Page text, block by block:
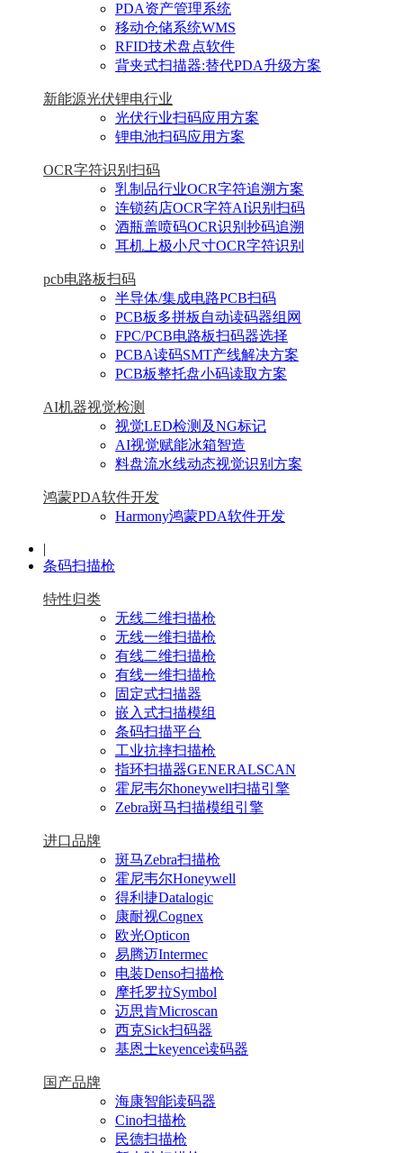
PDA资产管理系统
移动仓储系统WMS
RFID技术盘点软件
背夹式扫描器:替代PDA升级方案
新能源光伏锂电行业
光伏行业扫码应用方案
锂电池扫码应用方案
OCR字符识别扫码
乳制品行业OCR字符追溯方案
连锁药店OCR字符AI识别扫码
酒瓶盖喷码OCR识别抄码追溯
耳机上极小尺寸OCR字符识别
pcb电路板扫码
半导体/集成电路PCB扫码
PCB板多拼板自动读码器组网
FPC/PCB电路板扫码器选择
PCBA读码SMT产线解决方案
PCB板整托盘小码读取方案
AI机器视觉检测
视觉LED检测及NG标记
AI视觉赋能冰箱智造
料盘流水线动态视觉识别方案
鸿蒙PDA软件开发
Harmony鸿蒙PDA软件开发
|
条码扫描枪
特性归类
无线二维扫描枪
无线一维扫描枪
有线二维扫描枪
有线一维扫描枪
固定式扫描器
嵌入式扫描模组
条码扫描平台
工业抗摔扫描枪
指环扫描器GENERALSCAN
霍尼韦尔honeywell扫描引擎
Zebra斑马扫描模组引擎
进口品牌
斑马Zebra扫描枪
霍尼韦尔Honeywell
得利捷Datalogic
康耐视Cognex
欧光Opticon
易腾迈Intermec
电装Denso扫描枪
摩托罗拉Symbol
迈思肯Microscan
西克Sick扫码器
基恩士keyence读码器
国产品牌
海康智能读码器
Cino扫描枪
民德扫描枪